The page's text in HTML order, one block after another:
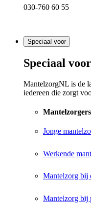
030-760 60 55
Speciaal voor
Speciaal voor
MantelzorgNL is de
iedereen die zorgt
Mantelzorgers
Jonge
Werkende
Mantelzorg bij
Mantelzorg bij